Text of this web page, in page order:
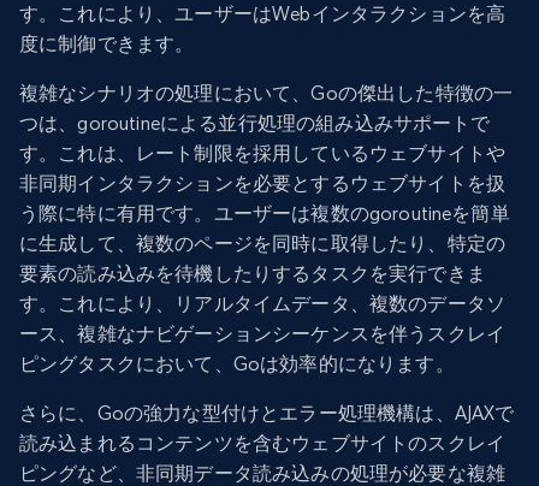
す。これにより、ユーザーはWebインタラクションを高
度に制御できます。
複雑なシナリオの処理において、Goの傑出した特徴の一
つは、goroutineによる並行処理の組み込みサポートで
す。これは、レート制限を採用しているウェブサイトや
非同期インタラクションを必要とするウェブサイトを扱
う際に特に有用です。ユーザーは複数のgoroutineを簡単
に生成して、複数のページを同時に取得したり、特定の
要素の読み込みを待機したりするタスクを実行できま
す。これにより、リアルタイムデータ、複数のデータソ
ース、複雑なナビゲーションシーケンスを伴うスクレイ
ピングタスクにおいて、Goは効率的になります。
さらに、Goの強力な型付けとエラー処理機構は、AJAXで
読み込まれるコンテンツを含むウェブサイトのスクレイ
ピングなど、非同期データ読み込みの処理が必要な複雑